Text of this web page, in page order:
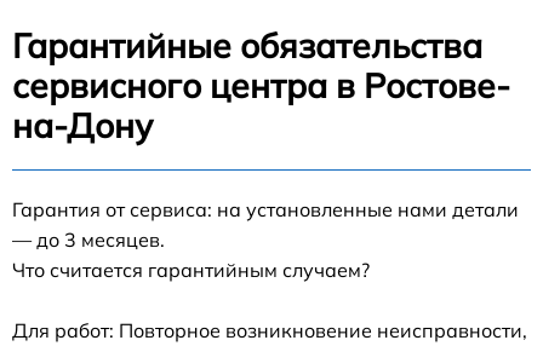
Гарантийные обязательства
сервисного центра в Ростове-
на-Дону
Гарантия от сервиса: на установленные нами детали
— до 3 месяцев.
Что считается гарантийным случаем?
Для работ: Повторное возникновение неисправности,